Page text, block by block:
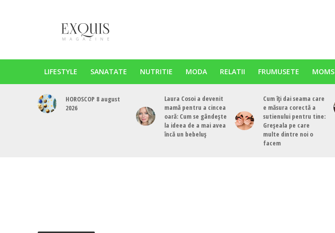
LIFESTYLE SANATATE NUTRITIE MODA RELATII FRUMUSETE MOMS
HOROSCOP 8 august
2026
Laura Cosoi a devenit
mamă pentru a cincea
oară: Cum se gândește
la ideea de a mai avea
încă un bebeluș
Cum îți dai seama care
e măsura corectă a
sutienului pentru tine:
Greșeala pe care
multe dintre noi o
facem